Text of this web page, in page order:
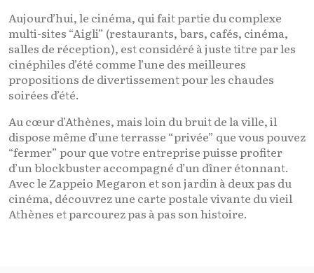
Aujourd’hui, le cinéma, qui fait partie du complexe
multi-sites “Aigli” (restaurants, bars, cafés, cinéma,
salles de réception), est considéré à juste titre par les
cinéphiles d’été comme l’une des meilleures
propositions de divertissement pour les chaudes
soirées d’été.
Au cœur d’Athènes, mais loin du bruit de la ville, il
dispose même d’une terrasse “privée” que vous pouvez
“fermer” pour que votre entreprise puisse profiter
d’un blockbuster accompagné d’un dîner étonnant.
Avec le Zappeio Megaron et son jardin à deux pas du
cinéma, découvrez une carte postale vivante du vieil
Athènes et parcourez pas à pas son histoire.